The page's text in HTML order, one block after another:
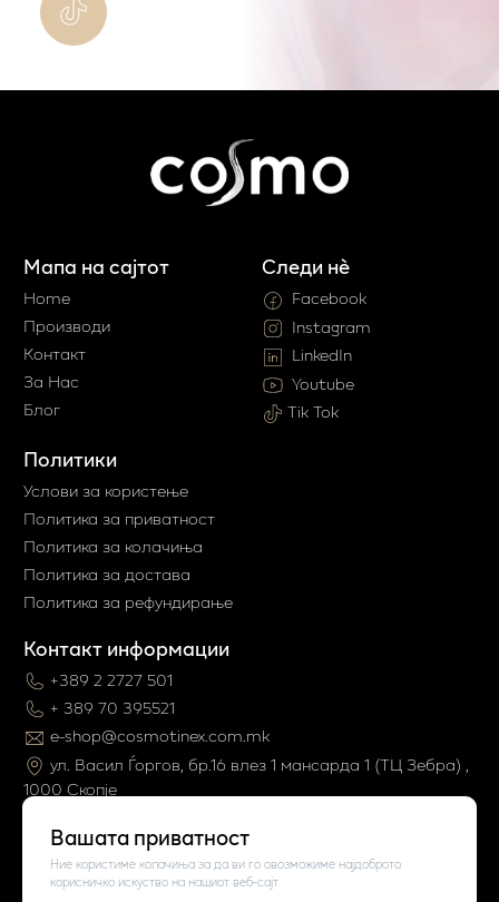
Вашата приватност
Ние користиме колачиња за да ви го овозможиме најдоброто
корисничко искуство на нашиот веб-сајт
Мапа на сајтот
Home
Производи
Контакт
За Нас
Блог
Политики
Услови за користење
Политика за приватност
Политика за колачиња
Политика за достава
Политика за рефундирање
Контакт информации
+389 2 2727 501
+ 389 70 395521
e-shop@cosmotinex.com.mk
ул. Васил Ѓоргов, бр.16 влез 1 мaнсарда 1 (ТЦ Зебра) ,
1000 Скопје
Следи нè
Facebook
Instagram
LinkedIn
Youtube
Tik Tok